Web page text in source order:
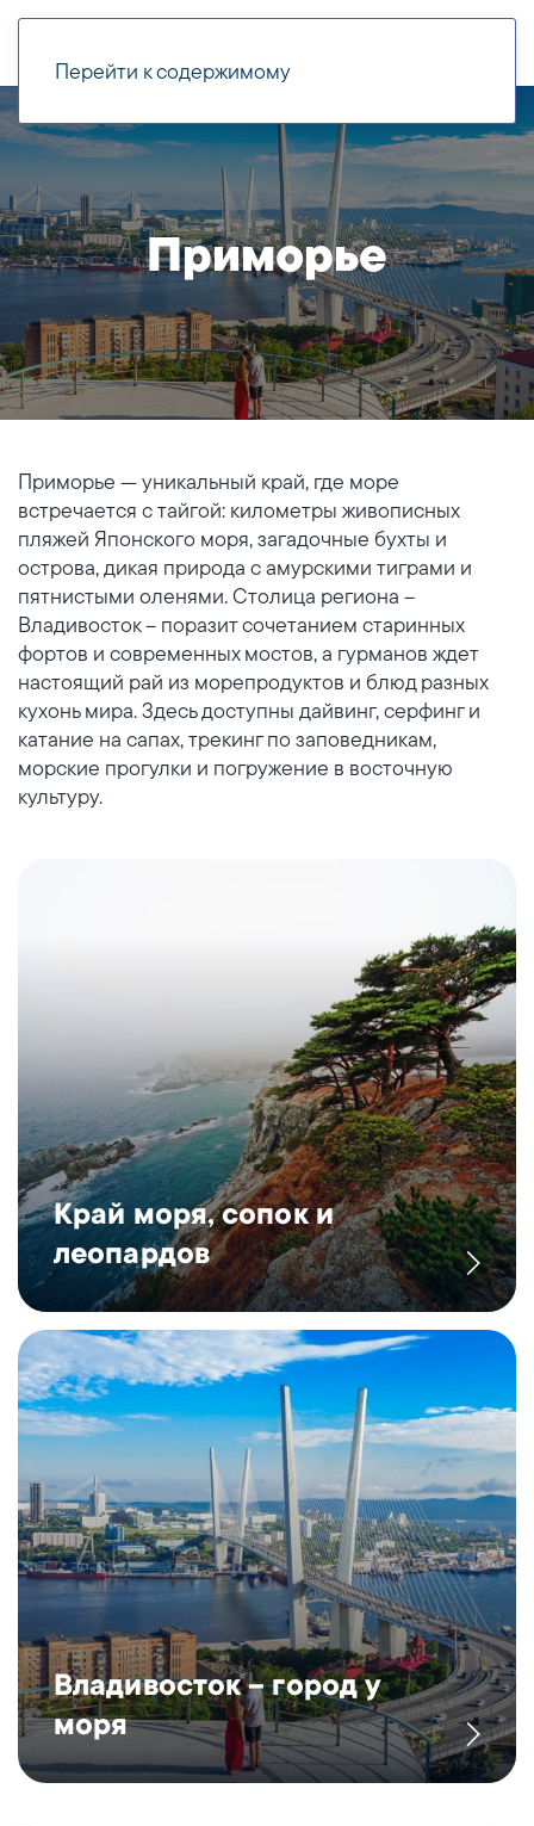
Перейти к содержимому
Приморье
Приморье — уникальный край, где море
встречается с тайгой: километры живописных
пляжей Японского моря, загадочные бухты и
острова, дикая природа с амурскими тиграми и
пятнистыми оленями. Столица региона –
Владивосток – поразит сочетанием старинных
фортов и современных мостов, а гурманов ждет
настоящий рай из морепродуктов и блюд разных
кухонь мира. Здесь доступны дайвинг, серфинг и
катание на сапах, трекинг по заповедникам,
морские прогулки и погружение в восточную
культуру.
Край моря, сопок и
леопардов
Владивосток – город у
моря